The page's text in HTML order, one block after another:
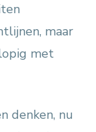
maar
met
denken, nu